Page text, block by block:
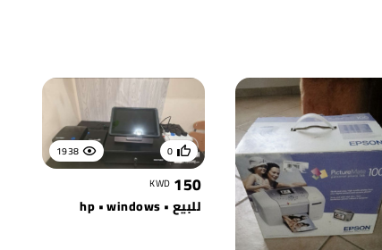
1938 0
150
KWD
للبيع • hp • windows